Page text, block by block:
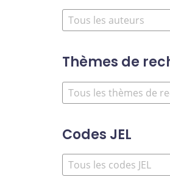
Thèmes de
Codes JEL